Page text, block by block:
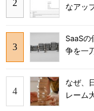
なアッ
SaaS
争を一
なぜ、
レーム